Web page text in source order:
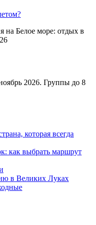
на Белое море: отдых в
2026. Группы до 8
которая всегда
как выбрать маршрут
в Великих Луках